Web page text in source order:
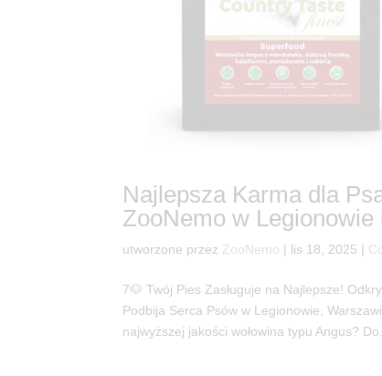
Najlepsza Karma dla
ZooNemo w
utworzone przez ZooNemo | lis 18, 2025 |
7🐶 Twój Pies Zasługuje na Najlepsze!
Podbija Serca Psów w Legionowie,
najwyższej jakości wołowina typu Angus?